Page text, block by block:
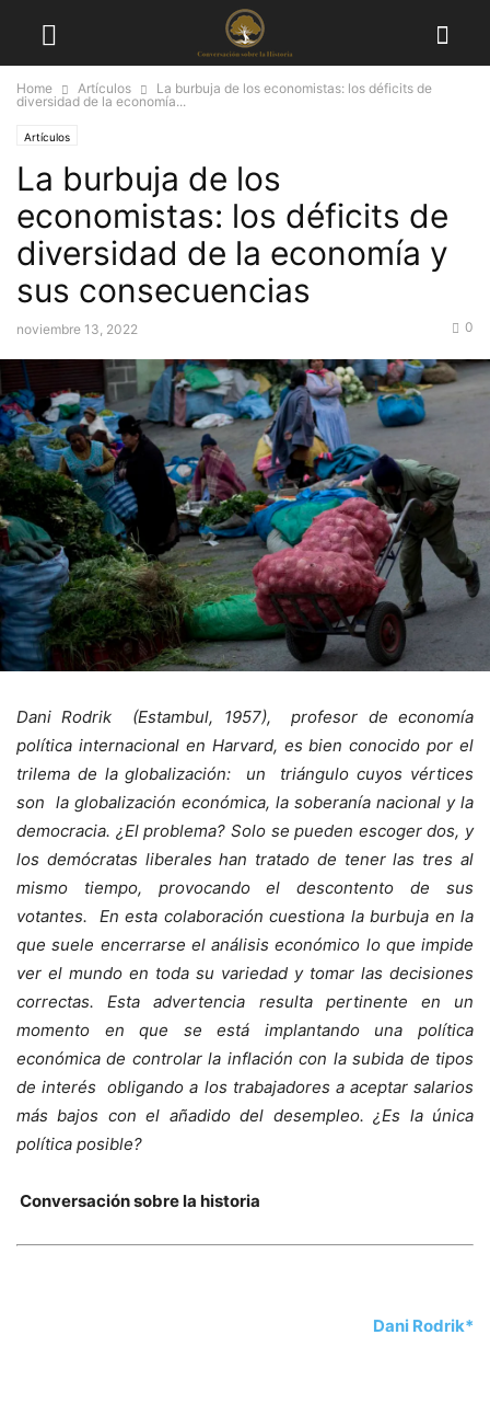
Home Artículos
La burbuja de los economistas: los déficits de
diversidad de la economía...
Artículos
La burbuja de los
economistas: los déficits de
diversidad de la economía y
sus consecuencias
noviembre 13, 2022 0
Dani Rodrik (Estambul, 1957), profesor de economía
política internacional en Harvard, es bien conocido por el
trilema de la globalización: un triángulo cuyos vértices
son la globalización económica, la soberanía nacional y la
democracia. ¿El problema? Solo se pueden escoger dos, y
los demócratas liberales han tratado de tener las tres al
mismo tiempo, provocando el descontento de sus
votantes. En esta colaboración cuestiona la burbuja en la
que suele encerrarse el análisis económico lo que impide
ver el mundo en toda su variedad y tomar las decisiones
correctas. Esta advertencia resulta pertinente en un
momento en que se está implantando una política
económica de controlar la inflación con la subida de tipos
de interés obligando a los trabajadores a aceptar salarios
más bajos con el añadido del desempleo. ¿Es la única
política posible?
Conversación sobre la historia
Dani Rodrik*